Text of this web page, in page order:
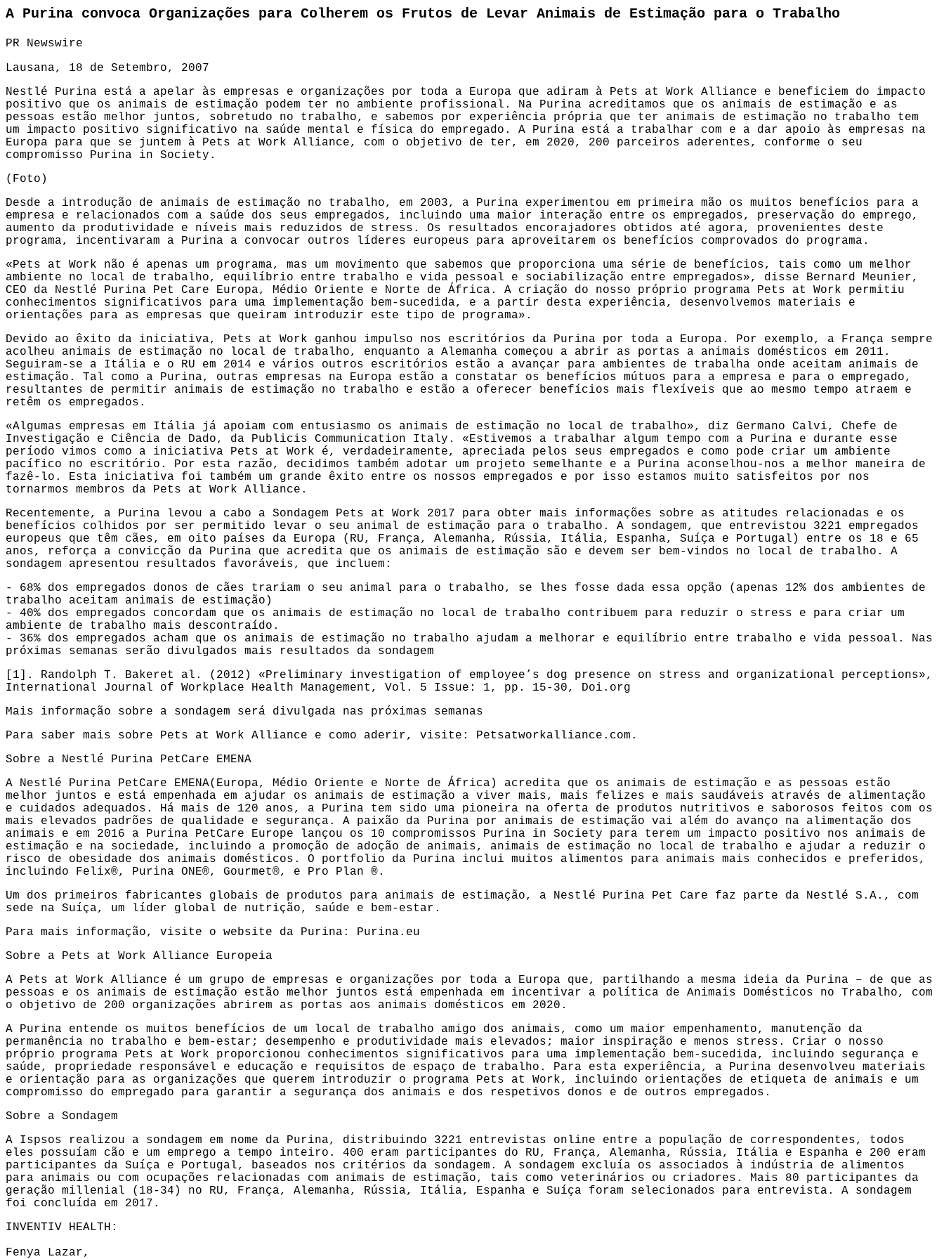
A Purina convoca Organizações para Colherem os Frutos de Levar Animais de Estimação para o Trabalho
PR Newswire
Lausana, 18 de Setembro, 2007
Nestlé Purina está a apelar às empresas e organizações por toda a Europa que adiram à Pets at Work Alliance e beneficiem do impacto
positivo que os animais de estimação podem ter no ambiente profissional. Na Purina acreditamos que os animais de estimação e as
pessoas estão melhor juntos, sobretudo no trabalho, e sabemos por experiência própria que ter animais de estimação no trabalho tem
um impacto positivo significativo na saúde mental e física do empregado. A Purina está a trabalhar com e a dar apoio às empresas na
Europa para que se juntem à Pets at Work Alliance, com o objetivo de ter, em 2020, 200 parceiros aderentes, conforme o seu
compromisso Purina in Society.
( Foto )
Desde a introdução de animais de estimação no trabalho, em 2003, a Purina experimentou em primeira mão os muitos benefícios para a
empresa e relacionados com a saúde dos seus empregados, incluindo uma maior interação entre os empregados, preservação do emprego,
aumento da produtividade e níveis mais reduzidos de stress. Os resultados encorajadores obtidos até agora, provenientes deste
programa, incentivaram a Purina a convocar outros líderes europeus para aproveitarem os benefícios comprovados do programa.
«Pets at Work não é apenas um programa, mas um movimento que sabemos que proporciona uma série de benefícios, tais como um melhor
ambiente no local de trabalho, equilíbrio entre trabalho e vida pessoal e sociabilização entre empregados», disse Bernard Meunier,
CEO da Nestlé Purina Pet Care Europa, Médio Oriente e Norte de África. A criação do nosso próprio programa Pets at Work permitiu
conhecimentos significativos para uma implementação bem-sucedida, e a partir desta experiência, desenvolvemos materiais e
orientações para as empresas que queiram introduzir este tipo de programa».
Devido ao êxito da iniciativa, Pets at Work ganhou impulso nos escritórios da Purina por toda a Europa. Por exemplo, a França sempre
acolheu animais de estimação no local de trabalho, enquanto a Alemanha começou a abrir as portas a animais domésticos em 2011.
Seguiram-se a Itália e o RU em 2014 e vários outros escritórios estão a avançar para ambientes de trabalha onde aceitam animais de
estimação. Tal como a Purina, outras empresas na Europa estão a constatar os benefícios mútuos para a empresa e para o empregado,
resultantes de permitir animais de estimação no trabalho e estão a oferecer benefícios mais flexíveis que ao mesmo tempo atraem e
retêm os empregados.
«Algumas empresas em Itália já apoiam com entusiasmo os animais de estimação no local de trabalho», diz Germano Calvi, Chefe de
Investigação e Ciência de Dado, da Publicis Communication Italy. «Estivemos a trabalhar algum tempo com a Purina e durante esse
período vimos como a iniciativa Pets at Work é, verdadeiramente, apreciada pelos seus empregados e como pode criar um ambiente
pacífico no escritório. Por esta razão, decidimos também adotar um projeto semelhante e a Purina aconselhou-nos a melhor maneira de
fazê-lo. Esta iniciativa foi também um grande êxito entre os nossos empregados e por isso estamos muito satisfeitos por nos
tornarmos membros da Pets at Work Alliance.
Recentemente, a Purina levou a cabo a Sondagem Pets at Work 2017 para obter mais informações sobre as atitudes relacionadas e os
benefícios colhidos por ser permitido levar o seu animal de estimação para o trabalho. A sondagem, que entrevistou 3221 empregados
europeus que têm cães, em oito países da Europa (RU, França, Alemanha, Rússia, Itália, Espanha, Suíça e Portugal) entre os 18 e 65
anos, reforça a convicção da Purina que acredita que os animais de estimação são e devem ser bem-vindos no local de trabalho. A
sondagem apresentou resultados favoráveis, que incluem:
- 68% dos empregados donos de cães trariam o seu animal para o trabalho, se lhes fosse dada essa opção (apenas 12% dos ambientes de
trabalho aceitam animais de estimação)
- 40% dos empregados concordam que os animais de estimação no local de trabalho contribuem para reduzir o stress e para criar um
ambiente de trabalho mais descontraído.
- 36% dos empregados acham que os animais de estimação no trabalho ajudam a melhorar e equilíbrio entre trabalho e vida pessoal. Nas
próximas semanas serão divulgados mais resultados da sondagem
[1]. Randolph T. Bakeret al. (2012) «Preliminary investigation of employee’s dog presence on stress and organizational perceptions»,
International Journal of Workplace Health Management, Vol. 5 Issue: 1, pp. 15-30, Doi.org
Mais informação sobre a sondagem será divulgada nas próximas semanas
Para saber mais sobre Pets at Work Alliance e como aderir, visite: Petsatworkalliance.com .
Sobre a Nestlé Purina PetCare EMENA
A Nestlé Purina PetCare EMENA(Europa, Médio Oriente e Norte de África) acredita que os animais de estimação e as pessoas estão
melhor juntos e está empenhada em ajudar os animais de estimação a viver mais, mais felizes e mais saudáveis através de alimentação
e cuidados adequados. Há mais de 120 anos, a Purina tem sido uma pioneira na oferta de produtos nutritivos e saborosos feitos com os
mais elevados padrões de qualidade e segurança. A paixão da Purina por animais de estimação vai além do avanço na alimentação dos
animais e em 2016 a Purina PetCare Europe lançou os 10 compromissos Purina in Society para terem um impacto positivo nos animais de
estimação e na sociedade, incluindo a promoção de adoção de animais, animais de estimação no local de trabalho e ajudar a reduzir o
risco de obesidade dos animais domésticos. O portfolio da Purina inclui muitos alimentos para animais mais conhecidos e preferidos,
incluindo Felix®, Purina ONE®, Gourmet®, e Pro Plan ®.
Um dos primeiros fabricantes globais de produtos para animais de estimação, a Nestlé Purina Pet Care faz parte da Nestlé S.A., com
sede na Suíça, um líder global de nutrição, saúde e bem-estar.
Para mais informação, visite o website da Purina: Purina.eu
Sobre a Pets at Work Alliance Europeia
A Pets at Work Alliance é um grupo de empresas e organizações por toda a Europa que, partilhando a mesma ideia da Purina – de que as
pessoas e os animais de estimação estão melhor juntos está empenhada em incentivar a política de Animais Domésticos no Trabalho, com
o objetivo de 200 organizações abrirem as portas aos animais domésticos em 2020.
A Purina entende os muitos benefícios de um local de trabalho amigo dos animais, como um maior empenhamento, manutenção da
permanência no trabalho e bem-estar; desempenho e produtividade mais elevados; maior inspiração e menos stress. Criar o nosso
próprio programa Pets at Work proporcionou conhecimentos significativos para uma implementação bem-sucedida, incluindo segurança e
saúde, propriedade responsável e educação e requisitos de espaço de trabalho. Para esta experiência, a Purina desenvolveu materiais
e orientação para as organizações que querem introduzir o programa Pets at Work, incluindo orientações de etiqueta de animais e um
compromisso do empregado para garantir a segurança dos animais e dos respetivos donos e de outros empregados.
Sobre a Sondagem
A Ispsos realizou a sondagem em nome da Purina, distribuindo 3221 entrevistas online entre a população de correspondentes, todos
eles possuíam cão e um emprego a tempo inteiro. 400 eram participantes do RU, França, Alemanha, Rússia, Itália e Espanha e 200 eram
participantes da Suíça e Portugal, baseados nos critérios da sondagem. A sondagem excluía os associados à indústria de alimentos
para animais ou com ocupações relacionadas com animais de estimação, tais como veterinários ou criadores. Mais 80 participantes da
geração millenial (18-34) no RU, França, Alemanha, Rússia, Itália, Espanha e Suíça foram selecionados para entrevista. A sondagem
foi concluída em 2017.
INVENTIV HEALTH:
Fenya Lazar,